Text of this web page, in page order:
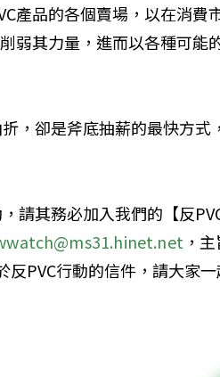
產品的各個賣場，以在消費
弱其力量，進而以各種可能
，卻是斧底抽薪的最快方式
請其務必加入我們的【反
，
反PVC行動的信件，請大家